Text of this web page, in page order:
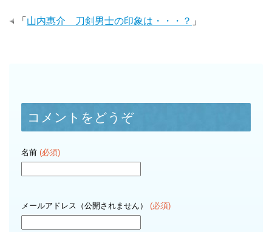
「 山内惠介 刀剣男士の印象は・・・？ 」
コメントをどうぞ
名前 (必須)
メールアドレス（公開されません） (必須)